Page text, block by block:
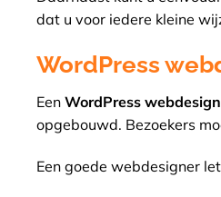
dat u voor iedere kleine
WordPress
Een WordPress
opgebouwd. Bezoekers
Een goede webdesigner